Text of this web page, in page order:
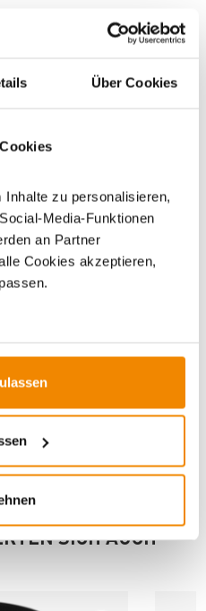
Über Cookies
zu personalisieren,
Media-Funktionen
an Partner
Cookies akzeptieren,
SICH AUCH